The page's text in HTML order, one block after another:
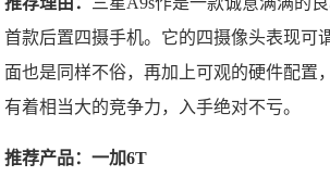
首款后置四摄手机。它的四摄像头表现可
面也是同样不俗，再加上可观的硬件配置
有着相当大的竞争力，入手绝对不亏。
推荐产品：一加6T